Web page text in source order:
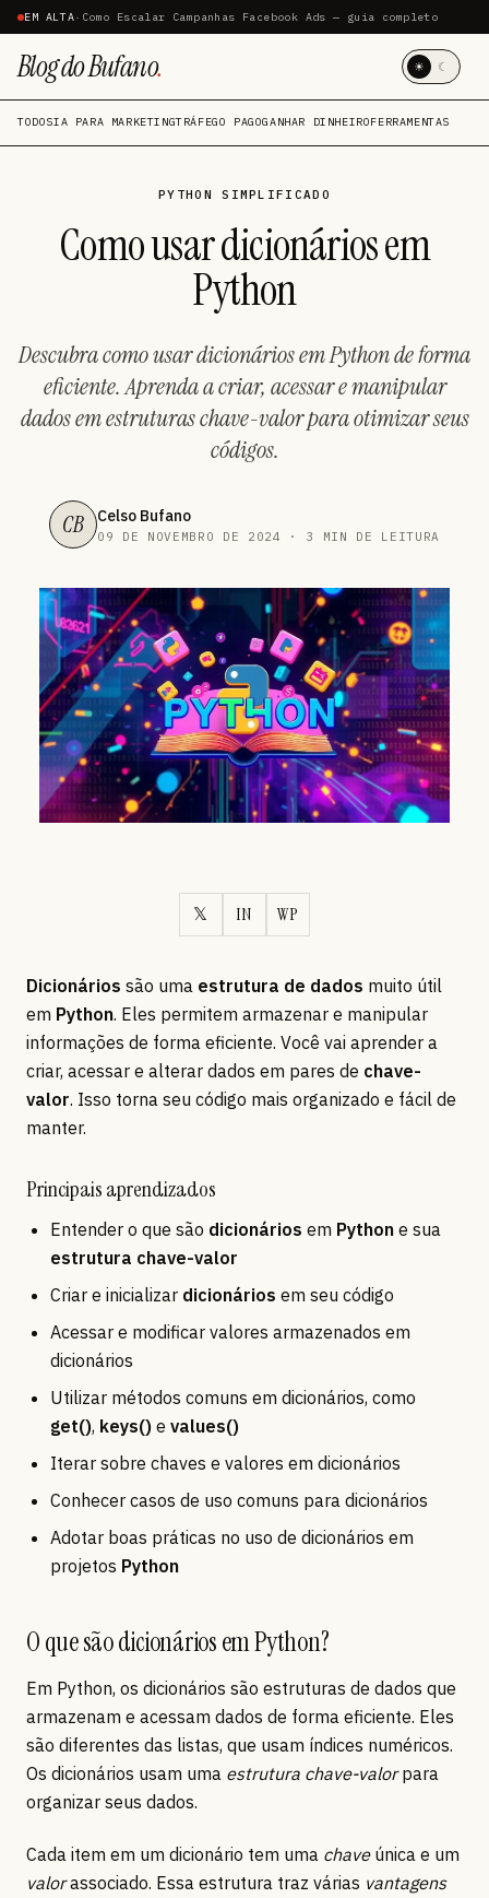
EM ALTA· Como Escalar Campanhas Facebook Ads — guia completo
Blog do Bufano. ☀ ☾
TODOSIA PARA MARKETINGTRÁFEGO PAGOGANHAR DINHEIROFERRAMENTAS
PYTHON SIMPLIFICADO
Como usar dicionários em
Python
Descubra como usar dicionários em Python de forma
eficiente. Aprenda a criar, acessar e manipular
dados em estruturas chave-valor para otimizar seus
códigos.
CB Celso Bufano
09 DE NOVEMBRO DE 2024 · 3 MIN DE LEITURA
𝕏 IN WP
Dicionários são uma estrutura de dados muito útil
em Python. Eles permitem armazenar e manipular
informações de forma eficiente. Você vai aprender a
criar, acessar e alterar dados em pares de chave-
valor. Isso torna seu código mais organizado e fácil de
manter.
Principais aprendizados
Entender o que são dicionários em Python e sua
estrutura chave-valor
Criar e inicializar dicionários em seu código
Acessar e modificar valores armazenados em
dicionários
Utilizar métodos comuns em dicionários, como
get(), keys() e values()
Iterar sobre chaves e valores em dicionários
Conhecer casos de uso comuns para dicionários
Adotar boas práticas no uso de dicionários em
projetos Python
O que são dicionários em Python?
Em Python, os dicionários são estruturas de dados que
armazenam e acessam dados de forma eficiente. Eles
são diferentes das listas, que usam índices numéricos.
Os dicionários usam uma estrutura chave-valorpara
organizar seus dados.
Cada item em um dicionário tem uma chaveúnica e um
valorassociado. Essa estrutura traz várias vantagens